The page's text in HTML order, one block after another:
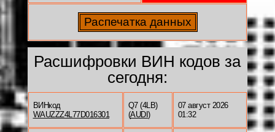
Расшифровки ВИН кодов за
сегодня:
ВИНкод
WAUZZZ4L77D016301
Q7 (4LB)
(AUDI )
07 август 2026
01:32